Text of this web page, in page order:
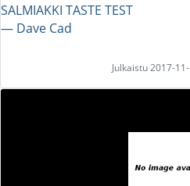
SALMIAKKI TASTE TEST
― Dave Cad
Julkaistu 2017-